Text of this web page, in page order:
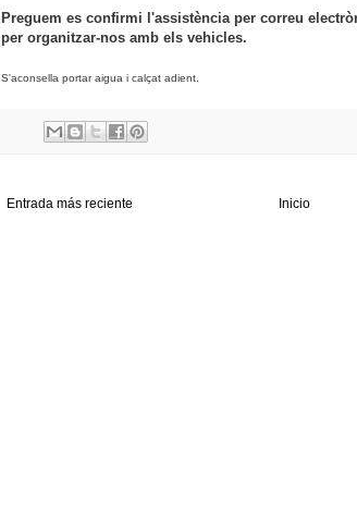
Preguem es confirmi l'assistència per correu
per organitzar-nos amb els vehicles.
S'aconsella portar aigua i calçat adient.
Entrada más reciente Inicio